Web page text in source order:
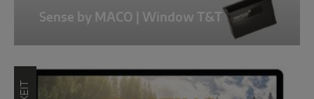
Sense by MACO | Window T&T